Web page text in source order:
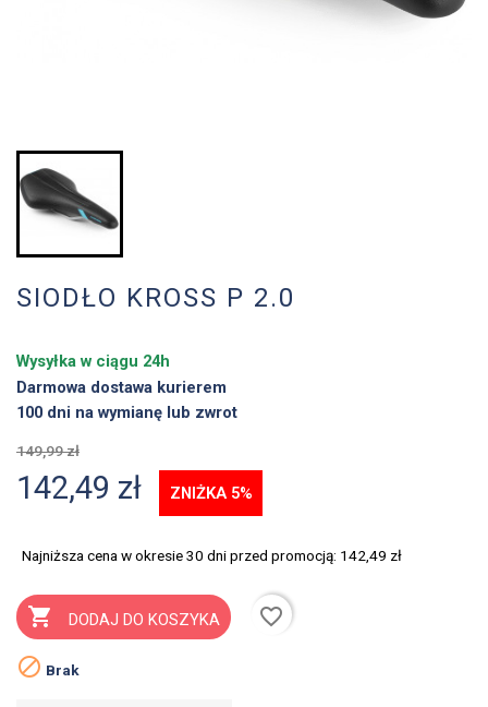
SIODŁO KROSS P 2.0
Wysyłka w ciągu 24h
Darmowa dostawa kurierem
100 dni na wymianę lub zwrot
149,99 zł
142,49 zł ZNIŻKA 5%
Najniższa cena w okresie 30 dni przed promocją: 142,49 zł
 DODAJ DO KOSZYKA
favorite_border
 Brak